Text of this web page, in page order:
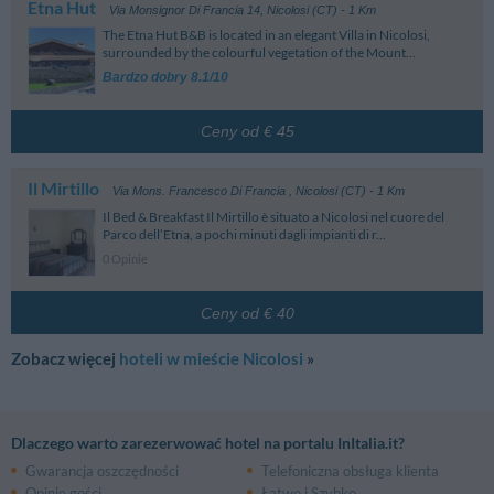
Etna Hut Via Monsignor Di Francia 14, Nicolosi (CT) - 1 Km
The Etna Hut B&B is located in an elegant Villa in Nicolosi,
surrounded by the colourful vegetation of the Mount...
Bardzo dobry 8.1/10
Ceny od € 45
Il Mirtillo Via Mons. Francesco Di Francia Nicolosi (CT) - 1 Km
Il Bed & Breakfast Il Mirtillo è situato a Nicolosi nel cuore del
Parco dell’Etna, a pochi minuti dagli impianti di r...
0 Opinie
Ceny od € 40
Zobacz więcej hoteli w mieście Nicolosi »
Dlaczego warto zarezerwować hotel na portalu InItalia.it?
Gwarancja oszczędności
Telefoniczna obsługa klienta